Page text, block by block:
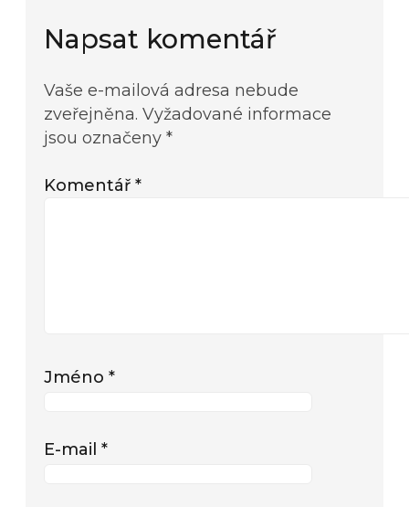
Napsat komentář
Vaše e-mailová adresa nebude
zveřejněna. Vyžadované informace
jsou označeny *
Komentář *
Jméno *
E-mail *